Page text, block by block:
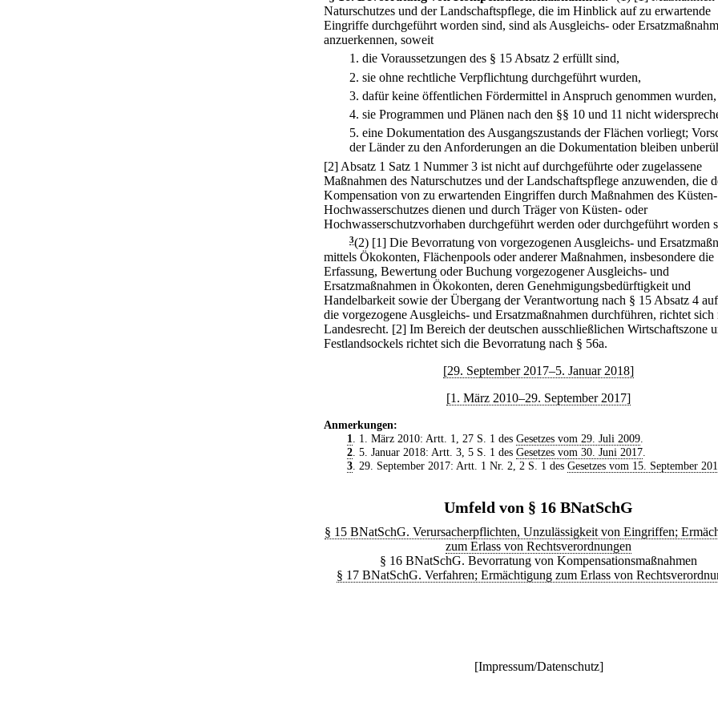
Naturschutzes und der Landschaftspflege, die im Hinblick auf zu erwartende
Eingriffe durchgeführt worden sind, sind als Ausgleichs- oder
anzuerkennen, soweit
1. die Voraussetzungen des § 15 Absatz 2 erfüllt sind,
2. sie ohne rechtliche Verpflichtung durchgeführt wurden,
3. dafür keine öffentlichen Fördermittel in Anspruch genommen wurden,
4. sie Programmen und Plänen nach den §§ 10 und 11 nicht
5. eine Dokumentation des Ausgangszustands der Flächen vorliegt;
der Länder zu den Anforderungen an die Dokumentation bleiben
[2] Absatz 1 Satz 1 Nummer 3 ist nicht auf durchgeführte oder zugelassene
Maßnahmen des Naturschutzes und der Landschaftspflege anzuwenden, die
Kompensation von zu erwartenden Eingriffen durch Maßnahmen des
Hochwasserschutzes dienen und durch Träger von Küsten- oder
Hochwasserschutzvorhaben durchgeführt werden oder durchgeführt worden
3(2) [1] Die Bevorratung von vorgezogenen Ausgleichs- und
mittels Ökokonten, Flächenpools oder anderer Maßnahmen, insbesondere die
Erfassung, Bewertung oder Buchung vorgezogener Ausgleichs- und
Ersatzmaßnahmen in Ökokonten, deren Genehmigungsbedürftigkeit und
Handelbarkeit sowie der Übergang der Verantwortung nach § 15 Absatz 4
die vorgezogene Ausgleichs- und Ersatzmaßnahmen durchführen, richtet sich
Landesrecht. [2] Im Bereich der deutschen ausschließlichen Wirtschaftszone
Festlandsockels richtet sich die Bevorratung nach § 56a.
[29. September 2017–5. Januar 2018]
[1. März 2010–29. September 2017]
Anmerkungen:
1
. 1. März 2010: Artt. 1, 27 S. 1 des Gesetzes vom 29. Juli 2009.
2. 5. Januar 2018: Artt. 3, 5 S. 1 des Gesetzes vom 30. Juni 2017.
3. 29. September 2017: Artt. 1 Nr. 2, 2 S. 1 des Gesetzes vom 15. September
Umfeld von § 16 BNatSchG
§ 15 BNatSchG. Verursacherpflichten, Unzulässigkeit von Eingriffen;
zum Erlass von Rechtsverordnungen
§ 16 BNatSchG. Bevorratung von Kompensationsmaßnahmen
§ 17 BNatSchG. Verfahren; Ermächtigung zum Erlass von
[Impressum/Datenschutz]